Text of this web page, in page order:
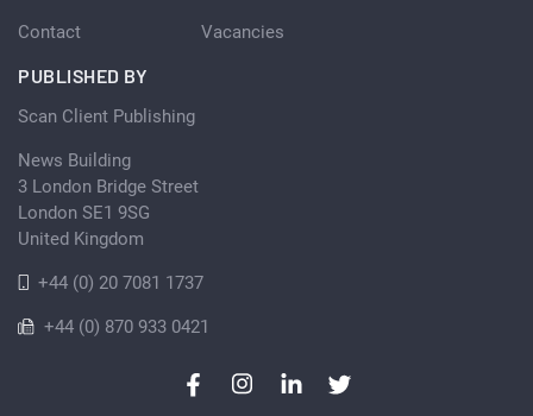
Contact Vacancies
PUBLISHED BY
Scan Client Publishing
News Building
3 London Bridge Street
London SE1 9SG
United Kingdom
+44 (0) 20 7081 1737
+44 (0) 870 933 0421